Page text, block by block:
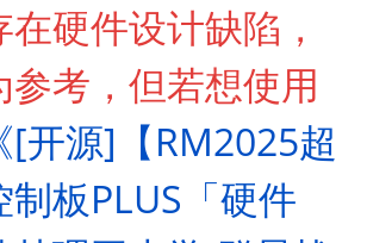
硬件设计缺陷，
参考，但若想使用
[开源]【RM2025超
板PLUS「硬件